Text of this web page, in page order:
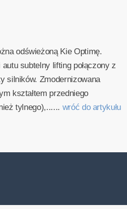
odświeżoną Kie Optimę.
subtelny lifting połączony z
silników. Zmodernizowana
kształtem przedniego
tylnego),...... wróć do artykułu